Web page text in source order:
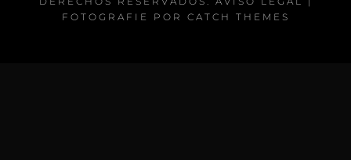
FOTOGRAFIE POR CATCH THEMES